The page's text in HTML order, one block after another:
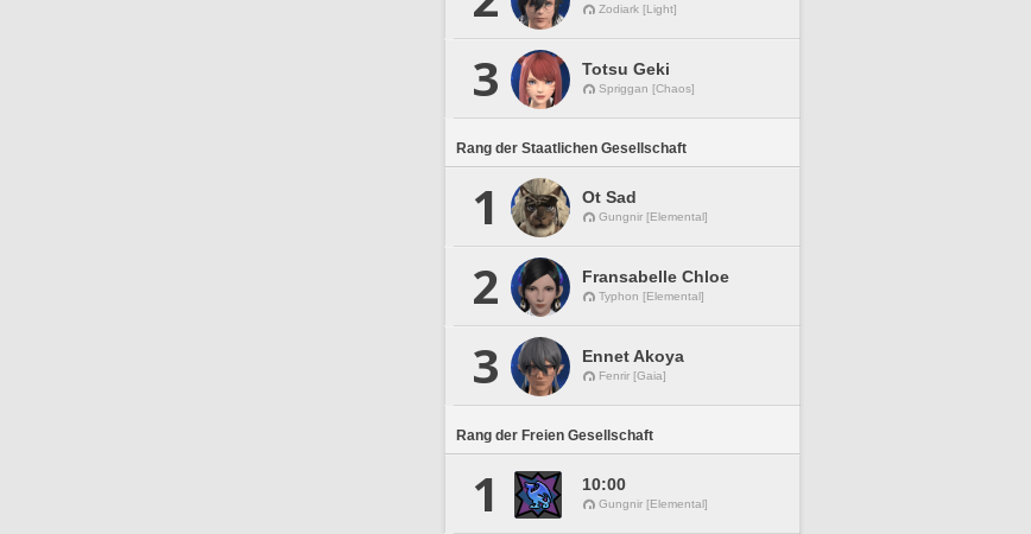
Zodiark [Light]
3 Totsu Geki
Spriggan [Chaos]
Rang der Staatlichen Gesellschaft
1 Ot Sad
Gungnir [Elemental]
2 Fransabelle Chloe
Typhon [Elemental]
3 Ennet Akoya
Fenrir [Gaia]
Rang der Freien Gesellschaft
1 10:00
Gungnir [Elemental]